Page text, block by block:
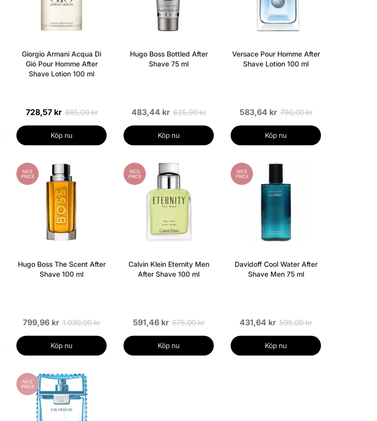
Giorgio Armani Acqua Di
Giò Pour Homme After
Shave Lotion 100 ml
728,57 kr 865,00 kr
Köp nu
Hugo Boss Bottled After
Shave 75 ml
483,44 kr 625,00 kr
Köp nu
Versace Pour Homme After
Shave Lotion 100 ml
583,64 kr 790,00 kr
Köp nu
NICE
PRICE
Hugo Boss The Scent After
Shave 100 ml
799,96 kr 1.030,00 kr
Köp nu
NICE
PRICE
Calvin Klein Eternity Men
After Shave 100 ml
591,46 kr 675,00 kr
Köp nu
NICE
PRICE
Davidoff Cool Water After
Shave Men 75 ml
431,64 kr 595,00 kr
Köp nu
NICE
PRICE